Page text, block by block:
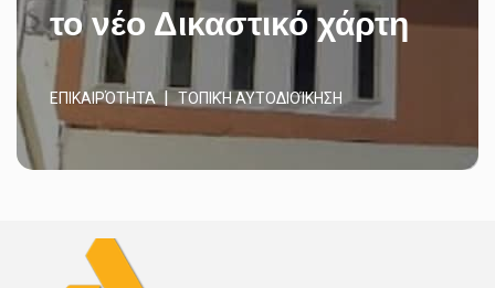
το νέο Δικαστικό χάρτη
ΕΠΙΚΑΙΡΌΤΗΤΑ ΤΟΠΙΚΉ ΑΥΤΟΔΙΟΊΚΗΣΗ